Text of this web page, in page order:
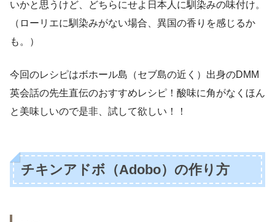
いかと思うけど、どちらにせよ日本人に馴染みの味付け。
（ローリエに馴染みがない場合、異国の香りを感じるか
も。）
今回のレシピはボホール島（セブ島の近く）出身のDMM
英会話の先生直伝のおすすめレシピ！酸味に角がなくほん
と美味しいので是非、試して欲しい！！
チキンアドボ（Adobo）の作り方